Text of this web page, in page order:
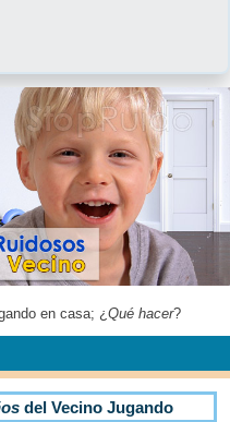
en casa; ¿ Qué hacer?
del Vecino Jugando